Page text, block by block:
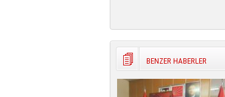
BENZER HABERLER